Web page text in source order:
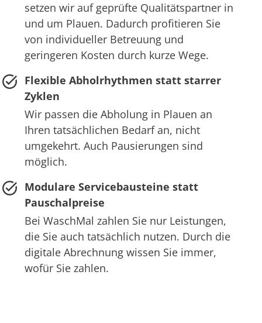
setzen wir auf geprüfte Qualitätspartner in
und um Plauen. Dadurch profitieren Sie
von individueller Betreuung und
geringeren Kosten durch kurze Wege.
Flexible Abholrhythmen statt starrer
Zyklen
Wir passen die Abholung in Plauen an
Ihren tatsächlichen Bedarf an, nicht
umgekehrt. Auch Pausierungen sind
möglich.
Modulare Servicebausteine statt
Pauschalpreise
Bei WaschMal zahlen Sie nur Leistungen,
die Sie auch tatsächlich nutzen. Durch die
digitale Abrechnung wissen Sie immer,
wofür Sie zahlen.